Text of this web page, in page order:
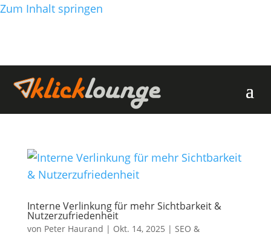
Zum Inhalt springen
Interne Verlinkung für mehr Sichtbarkeit &
Nutzerzufriedenheit
von Peter Haurand | Okt. 14, 2025 | SEO &